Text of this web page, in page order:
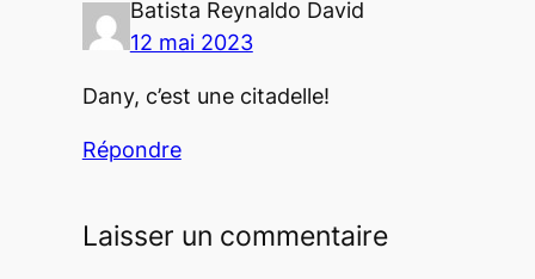
Batista Reynaldo David
12 mai 2023
Dany, c’est une citadelle!
Répondre
Laisser un commentaire